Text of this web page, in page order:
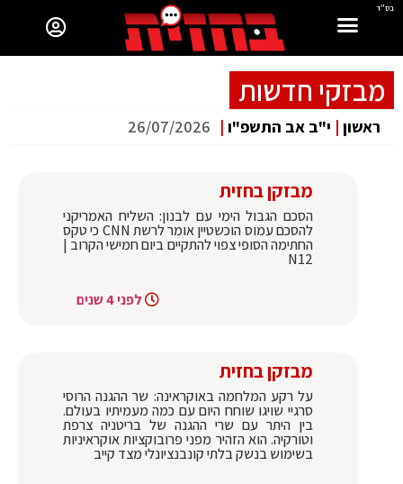
בס"ד
מבזקי חדשות
ראשון | י"ב אב התשפ"ו |
26/07/2026
מבזקן בחזית
הסכם הגבול הימי עם לבנון: השליח האמריקני
להסכם עמוס הוכשטיין אומר לרשת CNN כי טקס
החתימה הסופי צפוי להתקיים ביום חמישי הקרוב |
N12
לפני 4 שנים
מבזקן בחזית
על רקע המלחמה באוקראינה: שר ההגנה הרוסי
סרגיי שויגו שוחח היום עם כמה מעמיתיו בעולם.
בין היתר עם שרי ההגנה של בריטניה צרפת
וטורקיה. הוא הזהיר מפני פרובוקציות אוקראיניות
בשימוש בנשק בלתי קונבנציונלי מצד קייב